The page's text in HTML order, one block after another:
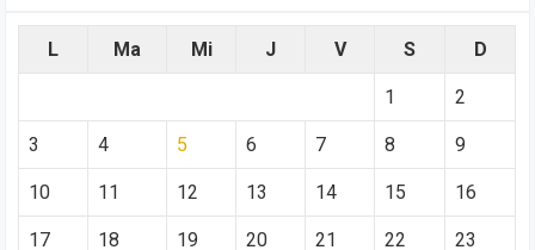
L Ma Mi J V S D
1 2
3 4 5 6 7 8 9
10 11 12 13 14 15 16
17 18 19 20 21 22 23